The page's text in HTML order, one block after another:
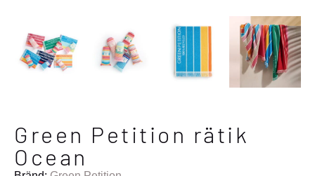
Green Petition rätik
Ocean